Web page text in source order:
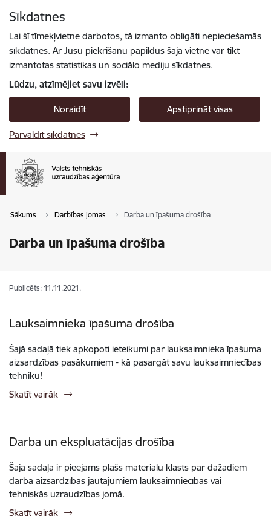
Sīkdatnes
Lai šī tīmekļvietne darbotos, tā izmanto obligāti nepieciešamās
sīkdatnes. Ar Jūsu piekrišanu papildus šajā vietnē var tikt
izmantotas statistikas un sociālo mediju sīkdatnes.
Lūdzu, atzīmējiet savu izvēli:
Noraidīt Apstiprināt visas
Pārvaldīt sīkdatnes
Sākums Darbības jomas Darba un īpašuma drošība
Darba un īpašuma drošība
Publicēts: 11.11.2021.
Lauksaimnieka īpašuma drošība
Šajā sadaļā tiek apkopoti ieteikumi par lauksaimnieka īpašuma
aizsardzības pasākumiem - kā pasargāt savu lauksaimniecības
tehniku!
Skatīt vairāk
Darba un ekspluatācijas drošība
Šajā sadaļā ir pieejams plašs materiālu klāsts par dažādiem
darba aizsardzības jautājumiem lauksaimniecības vai
tehniskās uzraudzības jomā.
Skatīt vairāk